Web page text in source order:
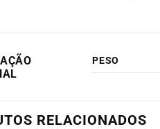
PESO
RELACIONADOS